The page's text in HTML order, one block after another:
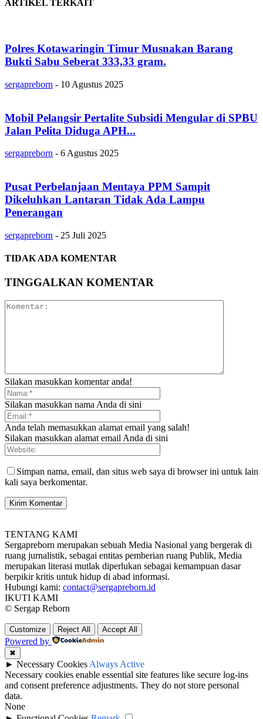
ARTIKEL TERKAIT
Polres Kotawaringin Timur Musnakan Barang
Bukti Sabu Seberat 333,33 gram.
sergapreborn - 10 Agustus 2025
Mobil Pelangsir Pertalite Subsidi Mengular di SPBU
Jalan Pelita Diduga APH...
sergapreborn - 6 Agustus 2025
Pusat Perbelanjaan Mentaya PPM Sampit
Dikeluhkan Lantaran Tidak Ada Lampu
Penerangan
sergapreborn - 25 Juli 2025
TIDAK ADA KOMENTAR
TINGGALKAN KOMENTAR
Silakan masukkan komentar anda!
Silakan masukkan nama Anda di sini
Anda telah memasukkan alamat email yang salah!
Silakan masukkan alamat email Anda di sini
Simpan nama, email, dan situs web saya di browser ini untuk lain
kali saya berkomentar.
TENTANG KAMI
Sergapreborn merupakan sebuah Media Nasional yang bergerak di
ruang jurnalistik, sebagai entitas pemberian ruang Publik, Media
merupakan literasi mutlak diperlukan sebagai kemampuan dasar
berpikir kritis untuk hidup di abad informasi.
Hubungi kami: contact@sergapreborn.id
IKUTI KAMI
© Sergap Reborn
Customize Reject All Accept All
Powered by
✖
► Necessary Cookies Always Active
Necessary cookies enable essential site features like secure log-ins
and consent preference adjustments. They do not store personal
data.
None